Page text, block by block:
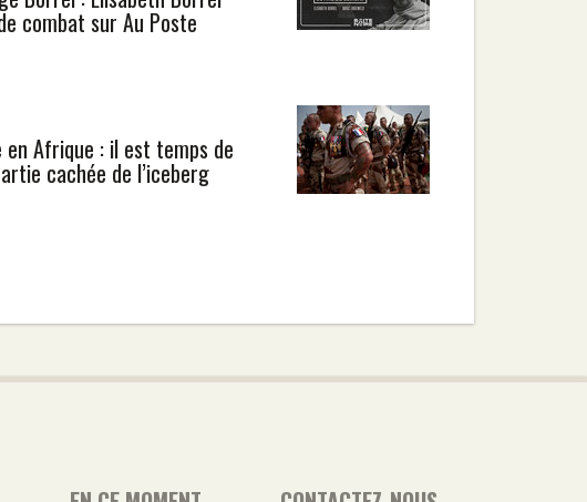
combat sur Au Poste
Afrique : il est temps de
cachée de l’iceberg